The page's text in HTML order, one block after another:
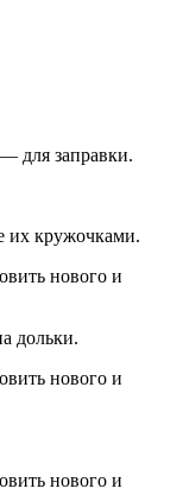
для заправки.
их кружочками.
дольки.